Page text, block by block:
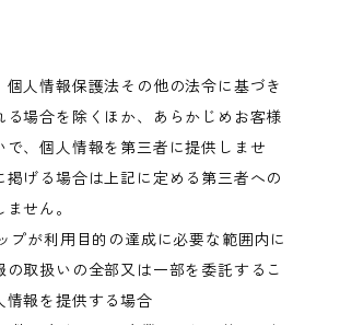
個人情報保護法その他の法令に基づき
る場合を除くほか、あらかじめお客様
で、個人情報を第三者に提供しませ
掲げる場合は上記に定める第三者への
せん。
プが利用目的の達成に必要な範囲内に
の取扱いの全部又は一部を委託するこ
情報を提供する場合